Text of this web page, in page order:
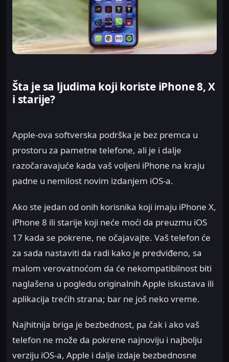
Šta je sa ljudima koji koriste iPhone 8, X
i starije?
Apple-ova softverska podrška je bez premca u
prostoru za pametne telefone, ali je i dalje
razočaravajuće kada vaš voljeni iPhone na kraju
padne u nemilost novim izdanjem iOS-a.
Ako ste jedan od onih korisnika koji imaju iPhone X,
iPhone 8 ili starije koji neće moći da preuzmu iOS
17 kada se pokrene, ne očajavajte. Vaš telefon će
za sada nastaviti da radi kako je predviđeno, sa
malom verovatnoćom da će nekompatibilnost biti
naglašena u pogledu originalnih Apple iskustava ili
aplikacija trećih strana; bar ne još neko vreme.
Najhitnija briga je bezbednost, pa čak i ako vaš
telefon ne može da pokrene najnoviju i najbolju
verziju iOS-a, Apple i dalje izdaje bezbednosne